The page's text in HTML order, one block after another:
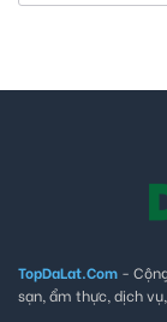
TopDaLat.Com -
sạn, ẩm thực, dịch